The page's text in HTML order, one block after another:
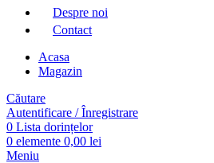
Despre noi
Contact
Acasa
Magazin
Căutare
Autentificare / Înregistrare
0 Lista dorințelor
0 elemente 0,00 lei
Meniu